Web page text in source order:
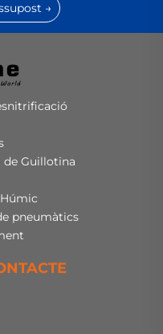
→
de Guillotina
pneumàtics